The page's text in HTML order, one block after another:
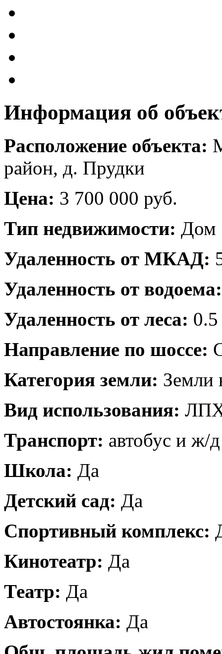
Информация об
Расположение объекта:
район, д. Прудки
Цена: 3 700 000 руб.
Тип недвижимости: Дом
Удаленность от МКАД:
Удаленность от водоема:
Удаленность от леса:
Направление по шоссе:
Категория земли: Земли
Вид использования:
Транспорт: автобус и ж/д
Школа: Да
Детский сад: Да
Спортивный комплекс:
Кинотеатр: Да
Театр: Да
Автостоянка: Да